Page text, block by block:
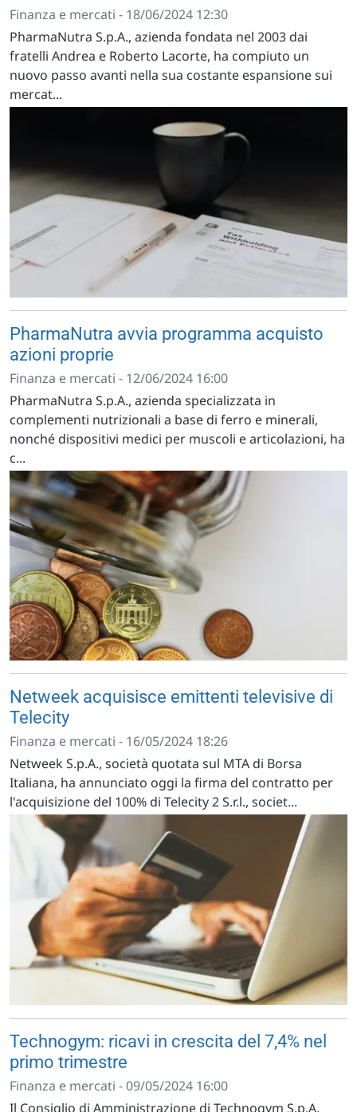
Finanza e mercati - 18/06/2024 12:30
PharmaNutra S.p.A., azienda fondata nel 2003 dai
fratelli Andrea e Roberto Lacorte, ha compiuto un
nuovo passo avanti nella sua costante espansione sui
mercat...
PharmaNutra avvia programma acquisto
azioni proprie
Finanza e mercati - 12/06/2024 16:00
PharmaNutra S.p.A., azienda specializzata in
complementi nutrizionali a base di ferro e minerali,
nonché dispositivi medici per muscoli e articolazioni, ha
c...
Netweek acquisisce emittenti televisive di
Telecity
Finanza e mercati - 16/05/2024 18:26
Netweek S.p.A., società quotata sul MTA di Borsa
Italiana, ha annunciato oggi la firma del contratto per
l'acquisizione del 100% di Telecity 2 S.r.l., societ...
Technogym: ricavi in crescita del 7,4% nel
primo trimestre
Finanza e mercati - 09/05/2024 16:00
Il Consiglio di Amministrazione di Technogym S.p.A.